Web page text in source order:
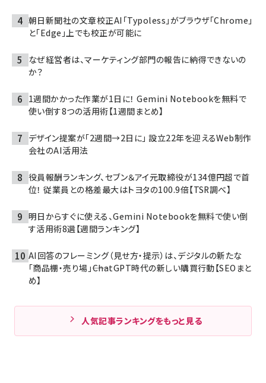
朝日新聞社の文章校正AI「Typoless」がブラウザ「Chrome」
と「Edge」上でも校正が可能に
なぜ経営者は、マーケティング部門の報告に納得できないの
か？
1週間かかった作業が1日に！ Gemini Notebookを無料で
使い倒す8つの活用術【1週間まとめ】
デザイン提案が「2週間→2日に」 設立22年を迎えるWeb制作
会社のAI活用法
役員報酬ランキング、セブン＆アイ元取締役が134億円超で首
位！ 従業員との格差最大はトヨタの100.9倍【TSR調べ】
明日からすぐに使える、Gemini Notebookを無料で使い倒
す活用術8選【週間ランキング】
AI回答のフレーミング（見せ方・提示）は、デジタルの新たな
「商品棚・売り場」――ChatGPT時代の新しい購買行動【SEOまと
め】
人気記事ランキングをもっと見る